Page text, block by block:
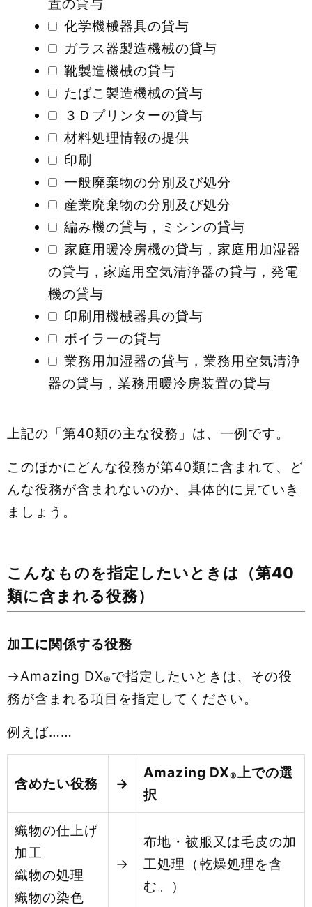
置の貸与
化学機械器具の貸与
ガラス器製造機械の貸与
靴製造機械の貸与
たばこ製造機械の貸与
３Ｄプリンターの貸与
材料処理情報の提供
印刷
一般廃棄物の分別及び処分
産業廃棄物の分別及び処分
編み機の貸与，ミシンの貸与
家庭用暖冷房機の貸与，家庭用加湿器
の貸与，家庭用空気清浄器の貸与，発電
機の貸与
印刷用機械器具の貸与
ボイラーの貸与
業務用加湿器の貸与，業務用空気清浄
器の貸与，業務用暖冷房装置の貸与
上記の「第40類の主な役務」は、一例です。
このほかにどんな役務が第40類に含まれて、ど
んな役務が含まれないのか、具体的に見ていき
ましょう。
こんなものを指定したいときは（第40
類に含まれる役務）
加工に関係する役務
→Amazing DX®で指定したいときは、その役
務が含まれる項目を指定してください。
例えば……
含めたい役務 →
Amazing DX®上での選
択
織物の仕上げ
加工
織物の処理
織物の染色
→
布地・被服又は毛皮の加
工処理（乾燥処理を含
む。）